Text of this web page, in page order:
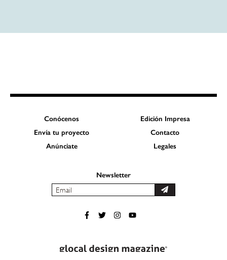
Conócenos
Edición Impresa
Envía tu proyecto
Contacto
Anúnciate
Legales
Newsletter